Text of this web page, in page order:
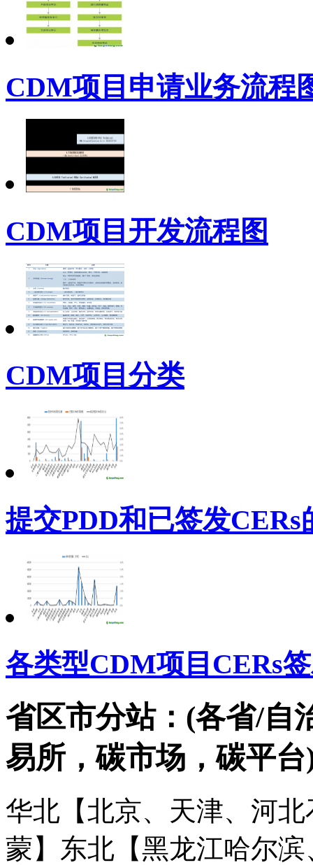
CDM项目申请业务流程
CDM项目开发流程图
CDM项目分类
提交PDD和已签发
各类型CDM项目CERs
省区市分站：(各省/自
易所，碳市场，碳平台
华北【北京、天津、河
蒙】 东北【黑龙江哈尔